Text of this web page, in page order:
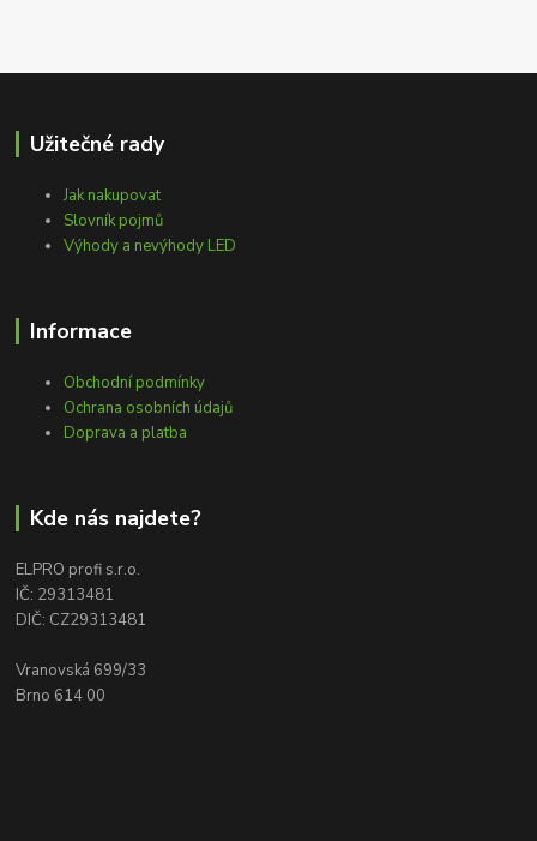
Užitečné rady
Jak nakupovat
Slovník pojmů
Výhody a nevýhody LED
Informace
Obchodní podmínky
Ochrana osobních údajů
Doprava a platba
Kde nás najdete?
ELPRO profi s.r.o.
IČ: 29313481
DIČ: CZ29313481
Vranovská 699/33
Brno 614 00